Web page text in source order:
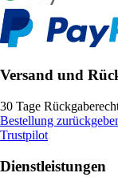
Versand und
30 Tage
Bestellung
Trustpilot
Dienstleistungen